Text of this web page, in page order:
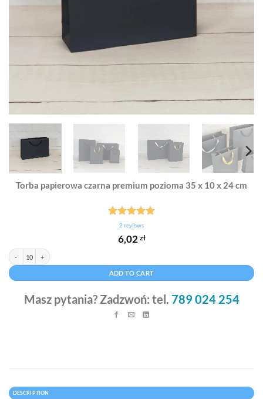
Torba papierowa czarna premium pozioma 35 x 10 x 24 cm
Rated5.00
out of 5
based on
2 reviews
6,02 zł
Torba papierowa czarna premium pozioma 35 x 10 x 24 cm quantity
ADD TO CART
Masz pytania? Zadzwoń: tel. 789 024 254
DESCRIPTION